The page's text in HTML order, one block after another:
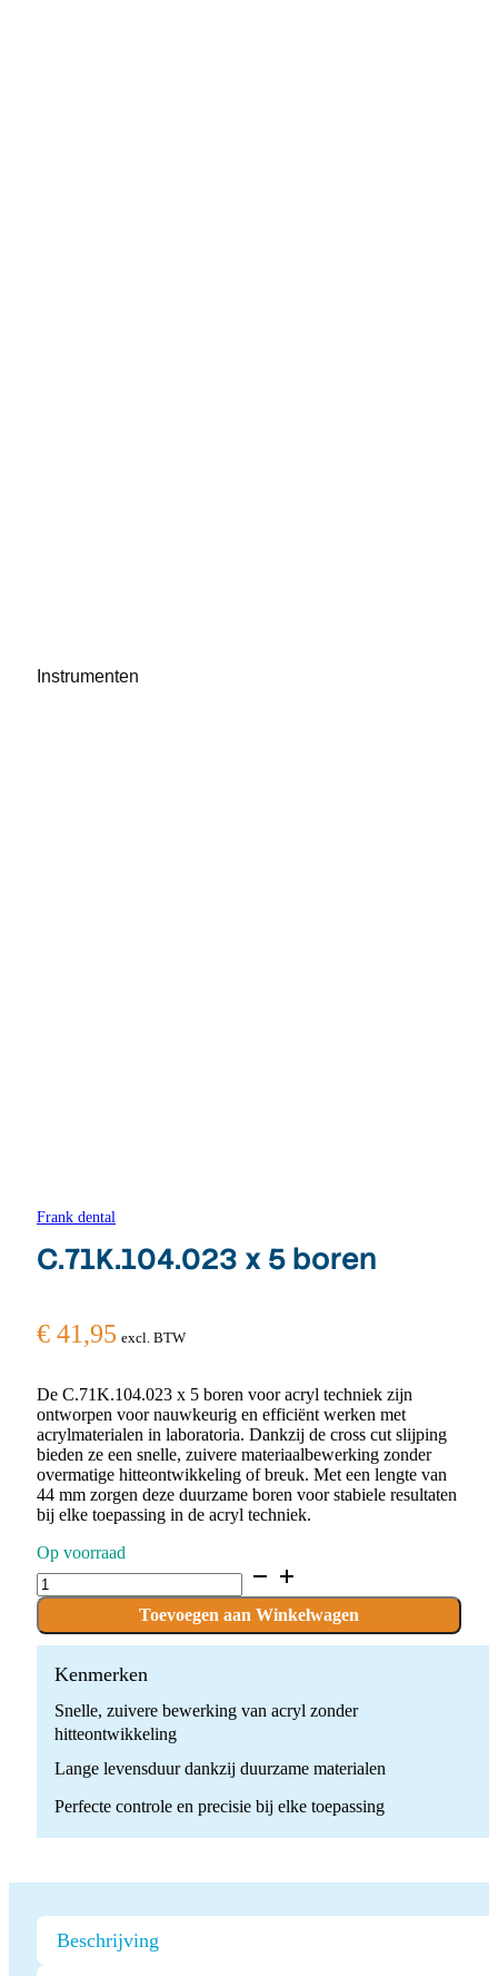
Instrumenten
Frank dental
C.71K.104.023 x 5 boren
€ 41,95 excl. BTW
De C.71K.104.023 x 5 boren voor acryl techniek zijn
ontworpen voor nauwkeurig en efficiënt werken met
acrylmaterialen in laboratoria. Dankzij de cross cut slijping
bieden ze een snelle, zuivere materiaalbewerking zonder
overmatige hitteontwikkeling of breuk. Met een lengte van
44 mm zorgen deze duurzame boren voor stabiele resultaten
bij elke toepassing in de acryl techniek.
Op voorraad
C.71K.104.023
x
boren
quantity
Toevoegen aan Winkelwagen
Kenmerken
Snelle, zuivere bewerking van acryl zonder
hitteontwikkeling
Lange levensduur dankzij duurzame materialen
Perfecte controle en precisie bij elke toepassing
Beschrijving